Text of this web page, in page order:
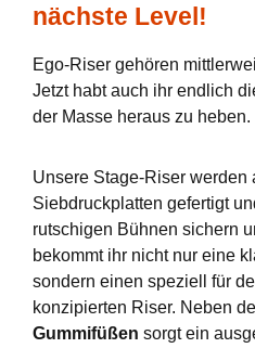
nächste Level!
Ego-Riser gehören
Jetzt habt auch ihr endlich
der Masse heraus zu heben.
Unsere Stage-Riser werden
Siebdruckplatten gefertigt
rutschigen Bühnen sichern
bekommt ihr nicht nur eine
sondern einen speziell für
konzipierten Riser. Neben
Gummifüßen sorgt ein